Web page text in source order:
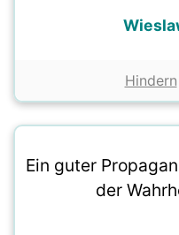
Hindern
Ein guter
der